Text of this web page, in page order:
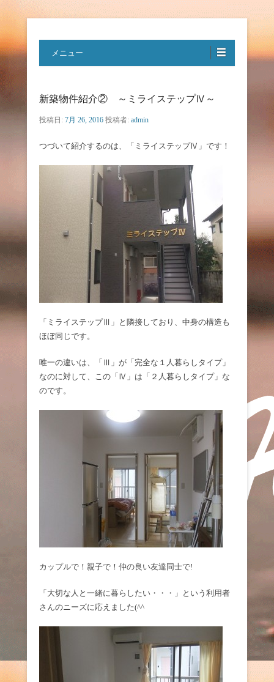
特定非営利活動法人ハートフルボ
イス
メニュー
新築物件紹介② ～ミライステップⅣ～
投稿日: 7月 26, 2016 投稿者: admin
つづいて紹介するのは、「ミライステップⅣ」です！
「ミライステップⅢ」と隣接しており、中身の構造も
ほぼ同じです。
唯一の違いは、「Ⅲ」が「完全な１人暮らしタイプ」
なのに対して、この「Ⅳ」は「２人暮らしタイプ」な
のです。
カップルで！親子で！仲の良い友達同士で!
「大切な人と一緒に暮らしたい・・・」という利用者
さんのニーズに応えました(^^